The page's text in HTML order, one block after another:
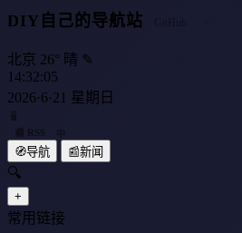
DIY自己的导航站
北京 26° 晴 ✎
14:32:05
2026·6·21 星期日
📰 RSS
🧭导航 📰新闻
🔍
+
常用链接